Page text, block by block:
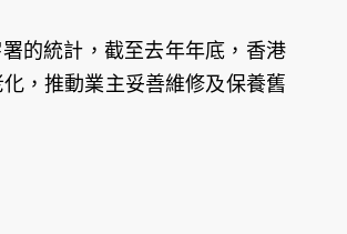
的統計，截至去年年底，香港
，推動業主妥善維修及保養舊